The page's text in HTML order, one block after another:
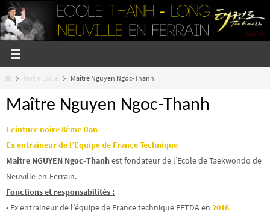
Passer
vers
le
contenu
HomeNotre École Maître Nguyen Ngoc-Thanh
Maître Nguyen Ngoc-Thanh
Ceinture noire 8ème Dan
Ex entraîneur de l’Equipe de France Technique
Maître NGUYEN Ngoc-Thanhest fondateur de l’Ecole de Taekwondo de
Neuville-en-Ferrain.
Fonctions et responsabilités :
• Ex entraineur de l’équipe de France technique FFTDA en 2016